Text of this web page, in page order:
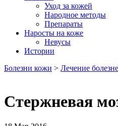
Уход за кожей
Народное методы
Препараты
Наросты на коже
Невусы
Истории
Болезни кожи > Лечение
Стержневая